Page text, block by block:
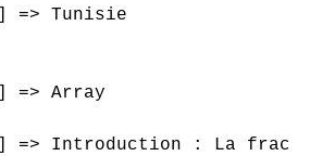
=> Tunisie
=> Array
=> Introduction : La